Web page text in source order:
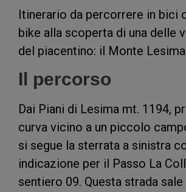
Itinerario da percorrere in bici
bike alla scoperta di una delle
del piacentino: il Monte
Il percorso
Dai Piani di Lesima mt. 1194,
curva vicino a un piccolo
si segue la sterrata a sinistra
indicazione per il Passo La
sentiero 09. Questa strada sale